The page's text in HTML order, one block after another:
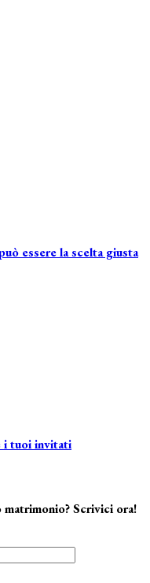
essere la scelta giusta
i tuoi invitati
Scrivici ora!